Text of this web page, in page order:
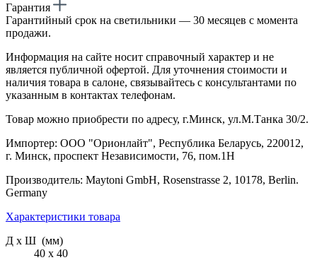
Гарантия
Гарантийный срок на светильники — 30 месяцев с момента
продажи.
Информация на сайте носит справочный характер и не
является публичной офертой. Для уточнения стоимости и
наличия товара в салоне, связывайтесь с консультантами по
указанным в контактах телефонам.
Товар можно приобрести по адресу, г.Минск, ул.М.Танка 30/2.
Импортер: ООО "Орионлайт", Республика Беларусь, 220012,
г. Минск, проспект Независимости, 76, пом.1Н
Производитель: Maytoni GmbH, Rosenstrasse 2, 10178, Berlin.
Germany
Характеристики товара
Д х Ш (мм)
40 х 40